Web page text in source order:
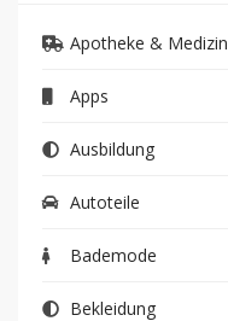
Apotheke & Medizin
Apps
Ausbildung
Autoteile
Bademode
Bekleidung